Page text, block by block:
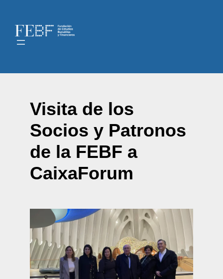
Visita de los
Socios y Patronos
de la FEBF a
CaixaForum